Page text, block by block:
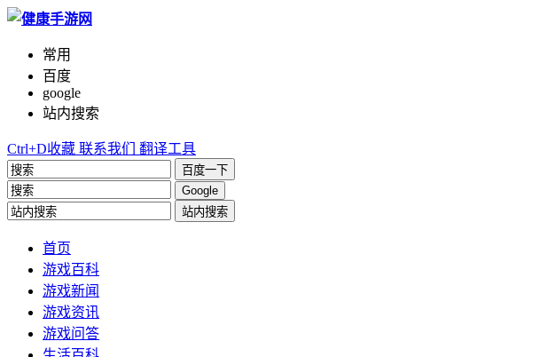
常用
百度
google
站内搜索
Ctrl+D收藏 联系我们 翻译工具
百度一下
Google
站内搜索
首页
游戏百科
游戏新闻
游戏资讯
游戏问答